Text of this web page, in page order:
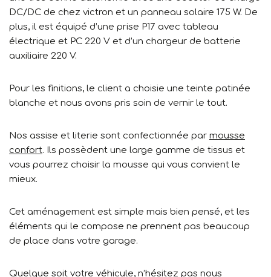
DC/DC de chez victron et un panneau solaire 175 W. De
plus, il est équipé d’une prise P17 avec tableau
électrique et PC 220 V et d’un chargeur de batterie
auxiliaire 220 V.
Pour les finitions, le client a choisie une teinte patinée
blanche et nous avons pris soin de vernir le tout.
Nos assise et literie sont confectionnée par mousse
confort. Ils possèdent une large gamme de tissus et
vous pourrez choisir la mousse qui vous convient le
mieux.
Cet aménagement est simple mais bien pensé, et les
éléments qui le compose ne prennent pas beaucoup
de place dans votre garage.
Quelque soit votre véhicule, n’hésitez pas nous